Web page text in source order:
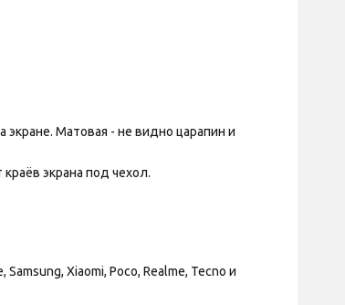
Матовая - не видно царапин и
экрана под чехол.
Xiaomi, Poco, Realme, Tecno и